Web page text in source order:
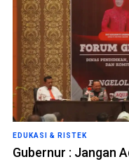
EDUKASI & RISTEK
Gubernur : Jangan